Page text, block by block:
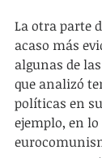
La otra parte
acaso más
algunas de
que analizó
políticas en
ejemplo, en